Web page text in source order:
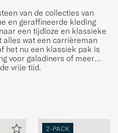
van de collecties van
en geraffineerde kleding
een tijdloze en klassieke
wat een carrièreman
het nu een klassiek pak is
voor galadiners of meer
vrije tijd.
2-PACK